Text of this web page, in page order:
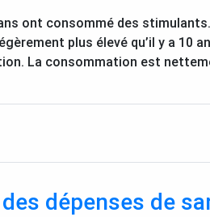
ont consommé des
plus élevé qu’il y a 10
La consommation est
dépenses de